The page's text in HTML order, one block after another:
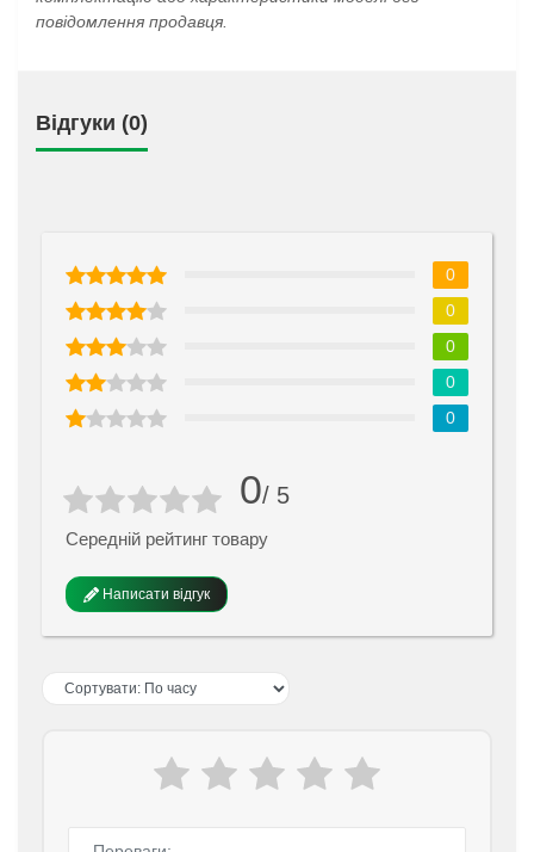
повідомлення продавця.
Відгуки (0)
0/ 5
Середній рейтинг товару
Написати відгук
0
0
0
0
0